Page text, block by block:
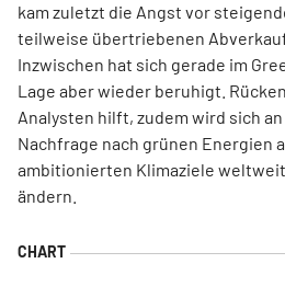
kam zuletzt die Angst vor
teilweise übertriebenen
Inzwischen hat sich gerade im
Lage aber wieder beruhigt.
Analysten hilft, zudem wird sich
Nachfrage nach grünen Energien
ambitionierten Klimaziele
ändern.